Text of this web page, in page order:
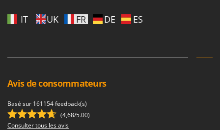
Volpi
Weber
Wiper EcoRobot
Wolf Garten
Wortex
IT UK FR DE ES
Avis de consommateurs
Basé sur 161154 feedback(s)
(4,68/5.00)
Consulter tous les avis